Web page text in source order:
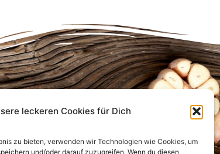
leckeren Cookies für Dich
zu bieten, verwenden wir Technologien wie Cookies, um
und/oder darauf zuzugreifen. Wenn du diesen
für Dich
FAQ